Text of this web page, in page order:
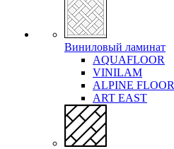
Виниловый ламинат
AQUAFLOOR
VINILAM
ALPINE FLOOR
ART EAST